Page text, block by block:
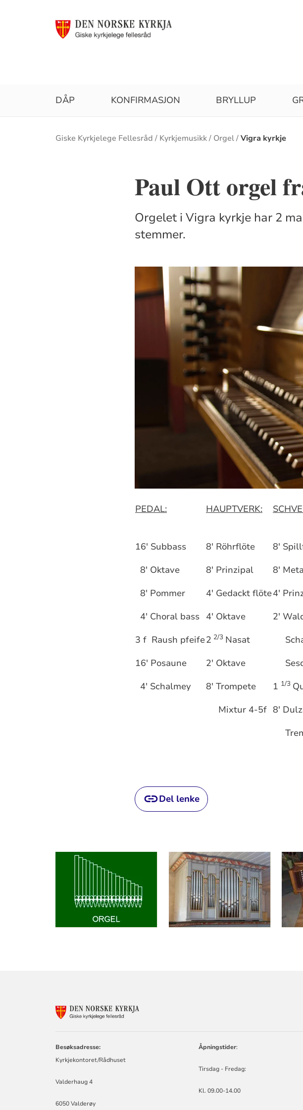
DÅP KONFIRMASJON BRYLLUP
Brødsmulesti
Giske Kyrkjelege Fellesråd Kyrkjemusikk Orgel Vigra kyrkje
Paul Ott orgel
Orgelet i Vigra kyrkje har 2
stemmer.
PEDAL: HAUPTVERK:
16' Subbass 8' Röhrflöte
8'
8' Oktave
8' Prinzipal
8'
8' Pommer
4' Gedackt flöte4'
4' Choral bass 4' Oktave
2'
3 f Raush pfeife2 2/3 Nasat
16' Posaune
2' Oktave
4' Schalmey
8' Trompete 1 1/3
Mixtur 4-5f 8'
Del lenke
Artikkelsnarveger
FELLESRÅD
Besøksadresse:
Kyrkjekontoret/Rådhuset
Valderhaug 4
6050 Valderøy
Åpningstider:
Tirsdag - Fredag:
Kl. 09.00-14.00